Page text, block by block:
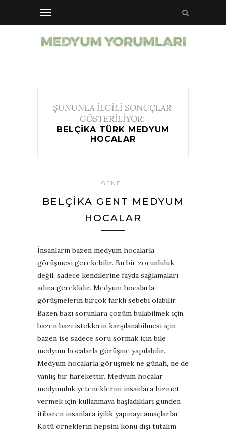
ŞUNUNLA İLGİLİ SONUÇLAR
GÖSTERİLİYOR:
BELÇIKA TÜRK MEDYUM
HOCALAR
GENEL
BELÇIKA GENT MEDYUM
HOCALAR
İnsanların bazen medyum hocalarla
görüşmesi gerekebilir. Bu bir zorunluluk
değil, sadece kendilerine fayda sağlamaları
adına gereklidir. Medyum hocalarla
görüşmelerin birçok farklı sebebi olabilir.
Bazen bazı sorunlara çözüm bulabilmek için,
bazen bazı isteklerin karşılanabilmesi için
bazen ise sadece soru sormak için bile
medyum hocalarla görüşme yapılabilir.
Medyum hocalarla görüşmek ne günah, ne de
yanlış bir harekettir. Medyum hocalar
medyumluk yeteneklerini insanlara hizmet
vermek için kullanmaya başladıkları günden
itibaren insanlara iyilik yapmayı amaçlarlar.
Kötü örneklerin hepsini konu dışı tutalım